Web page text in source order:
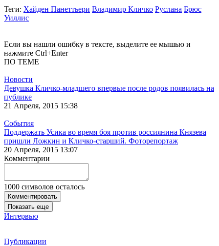
Теги: Хайден Панеттьери Владимир Кличко Руслана Брюс
Уиллис
Если вы нашли ошибку в тексте, выделите ее мышью и
нажмите Ctrl+Enter
ПО ТЕМЕ
Новости
Девушка Кличко-младшего впервые после родов появилась на
публике
21 Апреля, 2015 15:38
События
Поддержать Усика во время боя против россиянина Князева
пришли Ложкин и Кличко-старший. Фоторепортаж
20 Апреля, 2015 13:07
Комментарии
1000 символов осталось
Комментировать
Показать еще
Интервью
Публикации